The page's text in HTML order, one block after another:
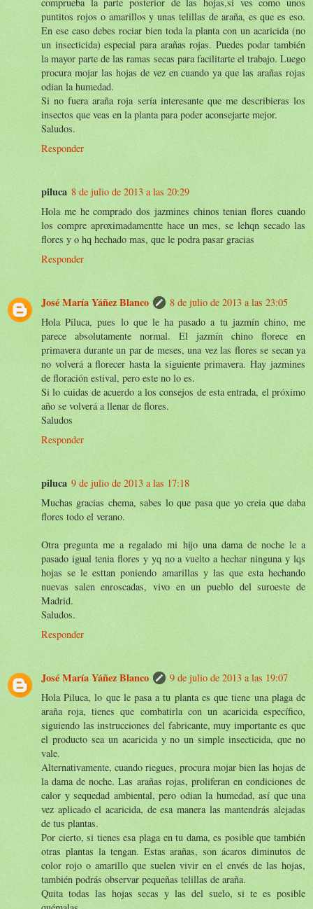
puntitos rojos o amarillos y unas telillas de araña, es que es eso.
En ese caso debes rociar bien toda la planta con un acaricida (no
un insecticida) especial para arañas rojas. Puedes podar también
la mayor parte de las ramas secas para facilitarte el trabajo. Luego
procura mojar las hojas de vez en cuando ya que las arañas rojas
odian la humedad.
Si no fuera araña roja sería interesante que me describieras los
insectos que veas en la planta para poder aconsejarte mejor.
Saludos.
Responder
piluca 8 de julio de 2013 a las 20:29
Hola me he comprado dos jazmines chinos tenian flores cuando
los compre aproximadamentte hace un mes, se lehqn secado las
flores y o hq hechado mas, que le podra pasar gracias
Responder
José María Yáñez Blanco
8 de julio de 2013 a las 23:05
Hola Piluca, pues lo que le ha pasado a tu jazmín chino, me
parece absolutamente normal. El jazmín chino florece en
primavera durante un par de meses, una vez las flores se secan ya
no volverá a florecer hasta la siguiente primavera. Hay jazmines
de floración estival, pero este no lo es.
Si lo cuidas de acuerdo a los consejos de esta entrada, el próximo
año se volverá a llenar de flores.
Saludos
Responder
piluca 9 de julio de 2013 a las 17:18
Muchas gracias chema, sabes lo que pasa que yo creia que daba
flores todo el verano.
Otra pregunta me a regalado mi hijo una dama de noche le a
pasado igual tenia flores y yq no a vuelto a hechar ninguna y lqs
hojas se le esttan poniendo amarillas y las que esta hechando
nuevas salen enroscadas, vivo en un pueblo del suroeste de
Madrid.
Saludos.
Responder
José María Yáñez Blanco
9 de julio de 2013 a las 19:07
Hola Piluca, lo que le pasa a tu planta es que tiene una plaga de
araña roja, tienes que combatirla con un acaricida específico,
siguiendo las instrucciones del fabricante, muy importante es que
el producto sea un acaricida y no un simple insecticida, que no
vale.
Alternativamente, cuando riegues, procura mojar bien las hojas de
la dama de noche. Las arañas rojas, proliferan en condiciones de
calor y sequedad ambiental, pero odian la humedad, así que una
vez aplicado el acaricida, de esa manera las mantendrás alejadas
de tus plantas.
Por cierto, si tienes esa plaga en tu dama, es posible que también
otras plantas la tengan. Estas arañas, son ácaros diminutos de
color rojo o amarillo que suelen vivir en el envés de las hojas,
también podrás observar pequeñas telillas de araña.
Quita todas las hojas secas y las del suelo, si te es posible